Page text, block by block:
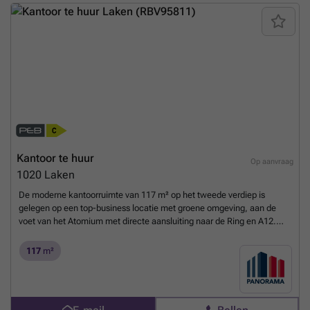
Afhankelijk van uw bedrijfsbehoeften zijn grotere of kleinere
oppervlaktes bespreekbaar. Onmiddellijk beschikbaar!Aarzel niet om
Op aanvraag
Kantoor te huur
1020 Laken
De moderne kantoorruimte van 117 m² op het tweede verdiep is
gelegen op een top-business locatie met groene omgeving, aan de
voet van het Atomium met directe aansluiting naar de Ring en A12.
Zaventem bevindt zich op slechts 15 min.Het prestigieus
ondersteuning en 24/24u security. Daarnaast is het gebouw voorzien
van zonnepanelen, airconditioning, veel lichtinval en een strakke
117 m²